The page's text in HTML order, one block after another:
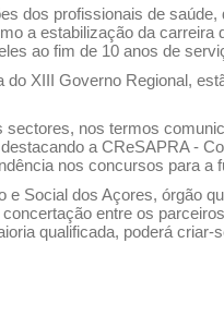
dos profissionais de
a estabilização da
ao fim de 10 anos de
XIII Governo Regional,
nos termos
a CReSAPRA -
nos concursos para a
Social dos Açores, órgão
entre os
qualificada, poderá